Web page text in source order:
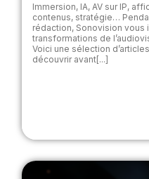
Immersion, IA, AV sur IP,
contenus, stratégie…
rédaction, Sonovision vous
transformations de
Voici une sélection
découvrir avant[...]